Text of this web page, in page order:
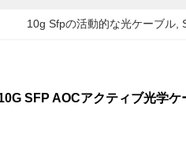
10g Sfpの活動的な光ケーブル ,
SFP AOCアクティブ光学